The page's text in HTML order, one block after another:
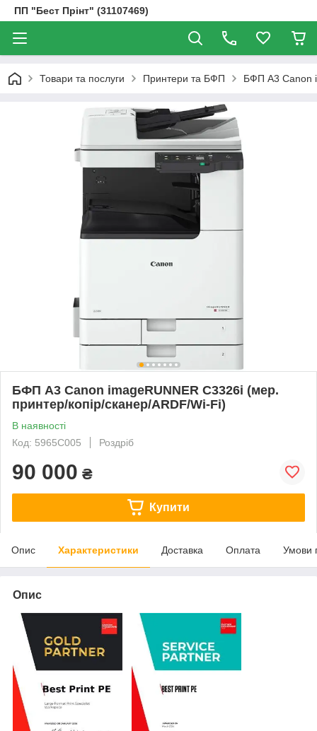
ПП "Бест Прінт" (31107469)
Товари та послуги Принтери та БФП БФП А3 Canon
БФП А3 Canon imageRUNNER C3326i (мер.
принтер/копір/сканер/ARDF/Wi-Fi)
В наявності
Код: 5965C005
Роздріб
90 000 ₴
Купити
Опис Характеристики Доставка Оплата Умови
Опис